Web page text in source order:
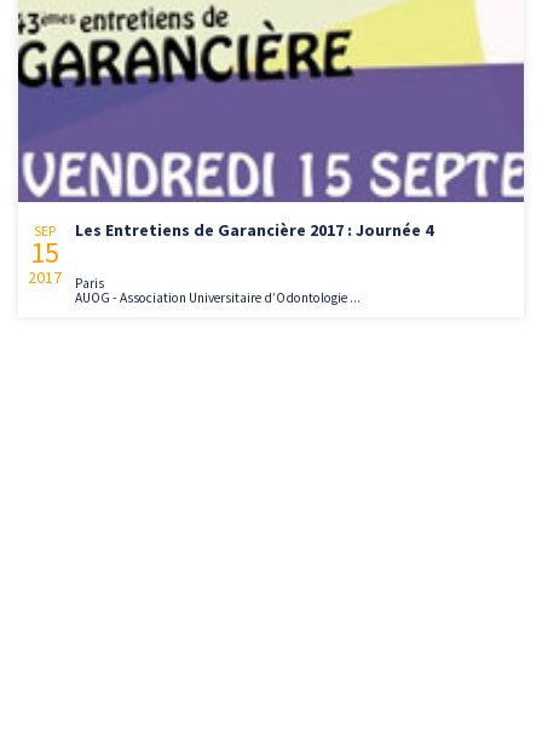
SEP
15
2017
Les Entretiens de Garancière 2017 : Journée 4
Paris
AUOG - Association Universitaire d’Odontologie ...